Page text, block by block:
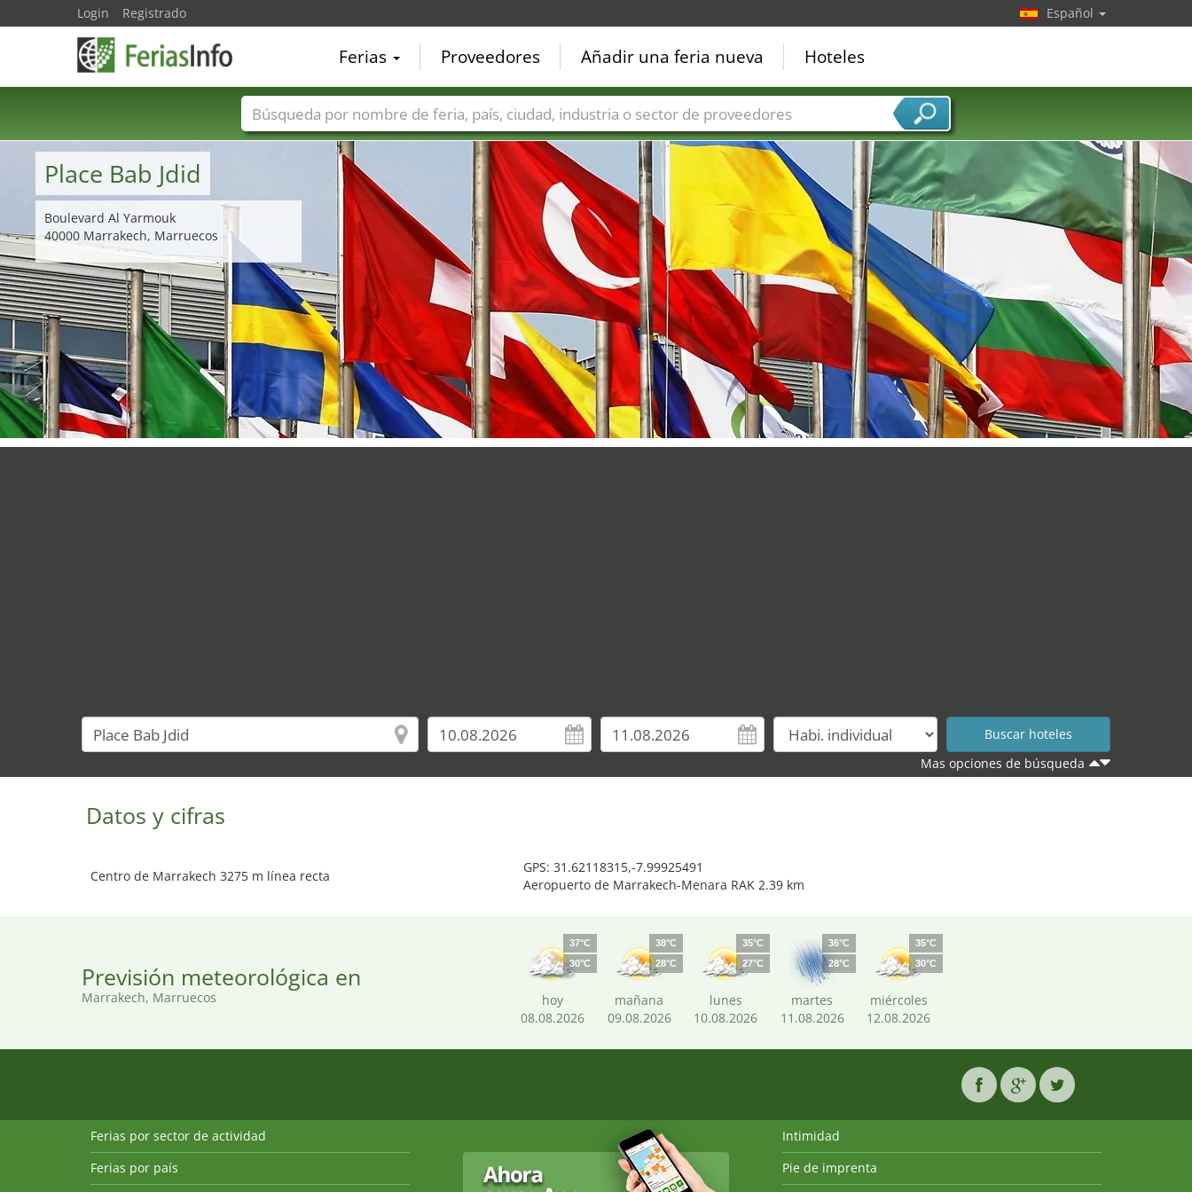
Place Bab Jdid
Boulevard Al Yarmouk
40000 Marrakech, Marruecos
Mas opciones de búsqueda
Datos y cifras
Centro de Marrakech 3275 m línea recta
GPS: 31.62118315,-7.99925491
Aeropuerto de Marrakech-Menara RAK 2.39 km
Previsión meteorológica en
Marrakech, Marruecos
37°C
30°C
hoy
08.08.2026
38°C
28°C
mañana
09.08.2026
35°C
27°C
lunes
10.08.2026
36°C
28°C
martes
11.08.2026
35°C
30°C
miércoles
12.08.2026
Login Registrado Español
Ferias Proveedores Añadir una feria nueva Hoteles
Nombres de ferias Países Ciudades Sectores de ferias Sectores de proveedor de servicios
Ferias por sector de actividad
Ferias por país
Intimidad
Pie de imprenta